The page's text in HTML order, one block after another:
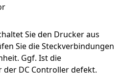
Sie den Drucker aus
Sie die Steckverbindungen
Ggf. Ist die
der DC Controller defekt.